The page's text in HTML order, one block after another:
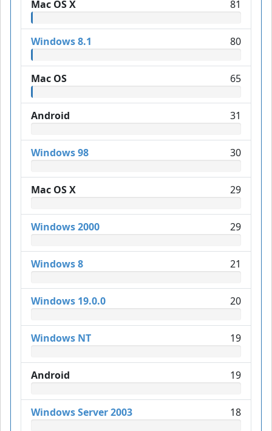
Mac OS X 81
Windows 8.1 80
Mac OS 65
Android 31
Windows 98 30
Mac OS X 29
Windows 2000 29
Windows 8 21
Windows 19.0.0 20
Windows NT 19
Android 19
Windows Server 2003 18